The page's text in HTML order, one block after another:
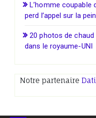
L’homme coupable
perd l’appel sur la
20 photos de
dans le royaume-UNI
Notre partenaire